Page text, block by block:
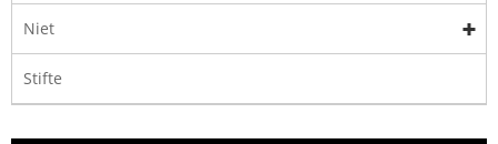
Niet
Stifte